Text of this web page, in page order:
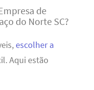
de
do Norte SC?
escolher a
Aqui estão